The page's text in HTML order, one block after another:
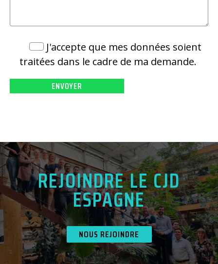
J'accepte que mes données soient
traitées dans le cadre de ma demande.
REJOINDRE LE CJD
ESPAGNE
NOUS REJOINDRE